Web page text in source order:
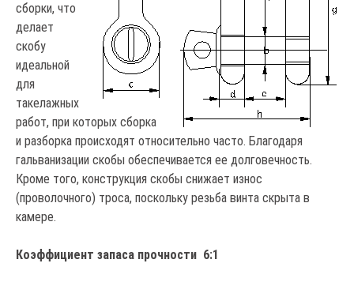
сборки, что
делает
скобу
идеальной
для
такелажных
работ, при которых сборка
и разборка происходят относительно часто. Благодаря
гальванизации скобы обеспечивается ее долговечность.
Кроме того, конструкция скобы снижает износ
(проволочного) троса, поскольку резьба винта скрыта в
камере.
Коэффициент запаса прочности 6:1